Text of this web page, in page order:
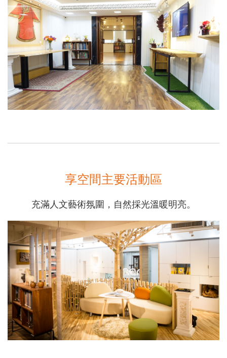
享空間主要活動區
充滿人文藝術氛圍，自然採光溫暖明亮。